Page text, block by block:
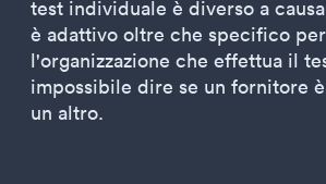
test individuale è diverso a
è adattivo oltre che specifico per
l'organizzazione che effettua il
impossibile dire se un fornitore
un altro.